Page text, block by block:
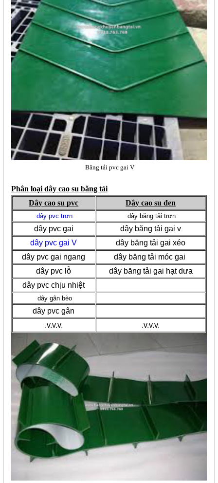
Băng tải pvc gai V
Phân loại dây cao su băng tải
Dây cao su pvc
Dây cao su đen
dây pvc trơn dây băng tải trơn
dây pvc gai
dây băng tải gai v
dây pvc gai V
dây băng tải gai xéo
dây pvc gai ngang
dây băng tải móc gai
dây pvc lỗ
dây băng tải gai hạt dưa
dây pvc chịu nhiệt
dây gân bèo
dây pvc gân
.v.v.v.
.v.v.v.